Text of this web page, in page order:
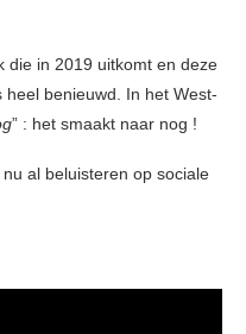
die in 2019 uitkomt en deze
benieuwd. In het West-
” : het smaakt naar nog !
nu al beluisteren op sociale